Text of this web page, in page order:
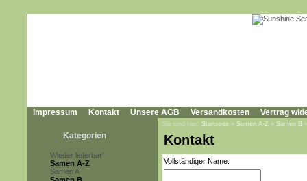
Impressum Kontakt Unsere AGB Versandkosten Vertrag
Kategorien
Wieder lieferbar!
Samen A-Z
Samen A
Sie sind hier: Startseite » Samen A-Z » Samen B
Kontakt
Vollständiger Name: